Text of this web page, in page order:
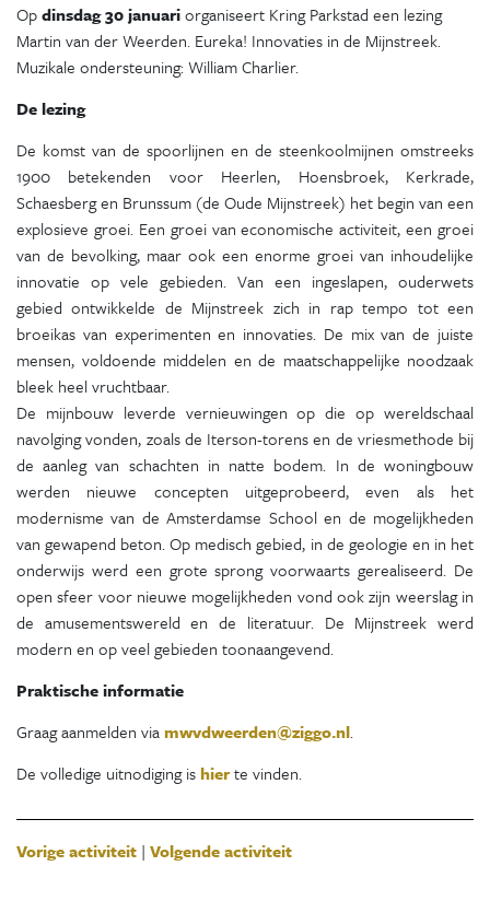
Opdinsdag 30 januariorganiseert Kring Parkstad een lezing
Martin van der Weerden. Eureka! Innovaties in de Mijnstreek.
Muzikale ondersteuning: William Charlier.
De lezing
De komst van de spoorlijnen en de steenkoolmijnen omstreeks
1900 betekenden voor Heerlen, Hoensbroek, Kerkrade,
Schaesberg en Brunssum (de Oude Mijnstreek) het begin van een
explosieve groei. Een groei van economische activiteit, een groei
van de bevolking, maar ook een enorme groei van inhoudelijke
innovatie op vele gebieden. Van een ingeslapen, ouderwets
gebied ontwikkelde de Mijnstreek zich in rap tempo tot een
broeikas van experimenten en innovaties. De mix van de juiste
mensen, voldoende middelen en de maatschappelijke noodzaak
bleek heel vruchtbaar.
De mijnbouw leverde vernieuwingen op die op wereldschaal
navolging vonden, zoals de Iterson-torens en de vriesmethode bij
de aanleg van schachten in natte bodem. In de woningbouw
werden nieuwe concepten uitgeprobeerd, even als het
modernisme van de Amsterdamse School en de mogelijkheden
van gewapend beton. Op medisch gebied, in de geologie en in het
onderwijs werd een grote sprong voorwaarts gerealiseerd. De
open sfeer voor nieuwe mogelijkheden vond ook zijn weerslag in
de amusementswereld en de literatuur. De Mijnstreek werd
modern en op veel gebieden toonaangevend.
Praktische informatie
Graag aanmelden viamwvdweerden@ziggo.nl.
De volledige uitnodiging ishierte vinden.
Vorige activiteit | Volgende activiteit